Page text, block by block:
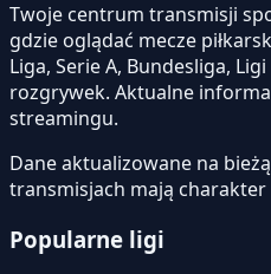
Twoje centrum transmisji
gdzie oglądać mecze
Liga, Serie A, Bundesliga,
rozgrywek. Aktualne
streamingu.
Dane aktualizowane na
transmisjach mają
Popularne ligi